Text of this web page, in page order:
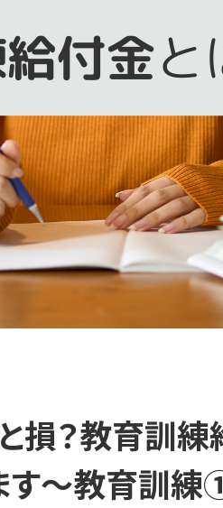
損？教育訓練
す～教育訓